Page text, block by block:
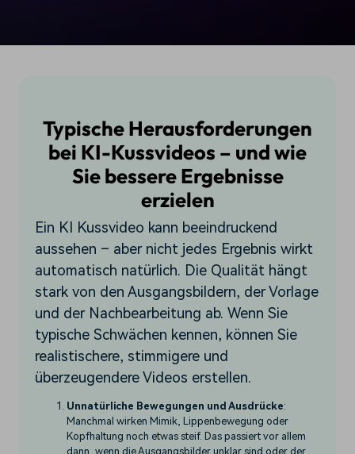
Typische Herausforderungen
bei KI-Kussvideos – und wie
Sie bessere Ergebnisse
erzielen
Ein KI Kussvideo kann beeindruckend
aussehen – aber nicht jedes Ergebnis wirkt
automatisch natürlich. Die Qualität hängt
stark von den Ausgangsbildern, der Vorlage
und der Nachbearbeitung ab. Wenn Sie
typische Schwächen kennen, können Sie
realistischere, stimmigere und
überzeugendere Videos erstellen.
Unnatürliche Bewegungen und Ausdrücke:
Manchmal wirken Mimik, Lippenbewegung oder
Kopfhaltung noch etwas steif. Das passiert vor allem
dann, wenn die Ausgangsbilder unklar sind oder der